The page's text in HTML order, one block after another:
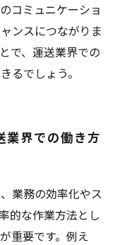
コミュニケーショ
ンスにつながりま
で、運送業界での
るでしょう。
業界での働き方
業務の効率化やス
的な作業方法とし
重要です。例え